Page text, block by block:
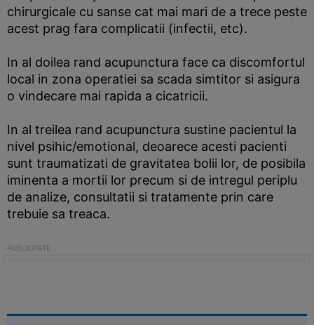
chirurgicale cu sanse cat mai mari de a trece peste
acest prag fara complicatii (infectii, etc).
In al doilea rand acupunctura face ca discomfortul
local in zona operatiei sa scada simtitor si asigura
o vindecare mai rapida a cicatricii.
In al treilea rand acupunctura sustine pacientul la
nivel psihic/emotional, deoarece acesti pacienti
sunt traumatizati de gravitatea bolii lor, de posibila
iminenta a mortii lor precum si de intregul periplu
de analize, consultatii si tratamente prin care
trebuie sa treaca.